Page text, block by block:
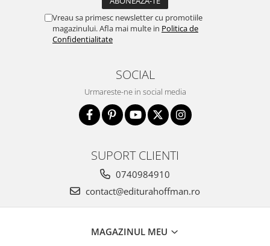
Vreau sa primesc newsletter cu promotiile
magazinului. Afla mai multe in Politica de
Confidentialitate
SOCIAL
Urmareste-ne in social media
SUPORT CLIENTI
0740984910
contact@editurahoffman.ro
MAGAZINUL MEU